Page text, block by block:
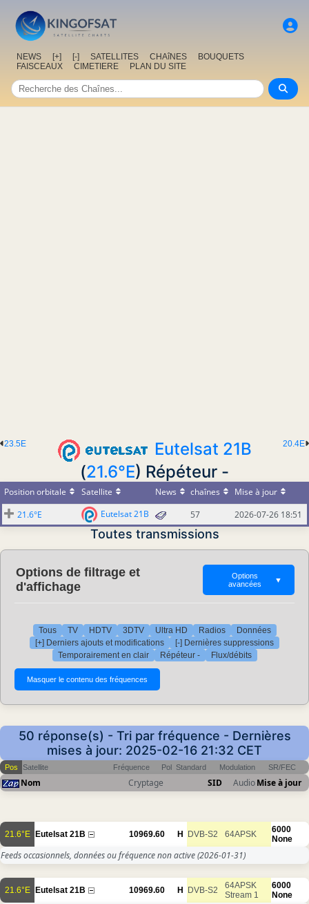
NEWS [+] [-] SATELLITES CHAîNES
BOUQUETS
FAISCEAUX
CIMETIERE PLAN DU SITE
20.4E
23.5E
Eutelsat 21B
(21.6°E) Répéteur -
Position orbitale Satellite News chaînes
Mise à jour
21.6°E
Eutelsat 21B 57 2026-07-26 18:51
Toutes transmissions
Options de filtrage et
d'affichage
Options
avancées
▼
Tous TV HDTV 3DTV Ultra HD Radios
Données
[+] Derniers ajouts et modifications
[-] Dernières suppressions
Temporairement en clair
Répéteur - Flux/débits
50 réponse(s) - Tri par fréquence - Dernières
mises à jour: 2025-02-16 21:32 CET
Pos Satellite Fréquence Pol Standard Modulation SR/FEC
Nom Cryptage SID AudioMise à jour
21.6°E Eutelsat 21B 10969.60 H DVB-S2 64APSK
6000
None
Feeds occasionnels, données ou fréquence non active(2026-01-31)
21.6°E Eutelsat 21B 10969.60 H DVB-S2
64APSK
Stream 1
6000
None